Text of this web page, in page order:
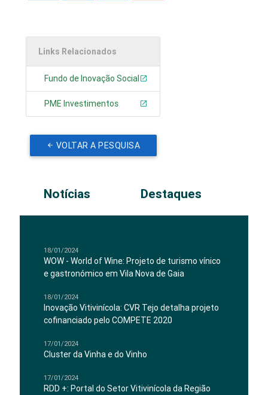
Links Relacionados
Fundo de Inovação Social
PME Investimentos
VOLTAR A PESQUISA
Notícias Destaques
18/01/2024
WOW - World of Wine: Projeto de turismo vínico
e gastronómico em Vila Nova de Gaia
18/01/2024
Inovação Vitivinícola: CVR Tejo detalha projeto
cofinanciado pelo COMPETE 2020
17/01/2024
Cluster da Vinha e do Vinho
17/01/2024
RDD +: Portal do Setor Vitivinícola da Região